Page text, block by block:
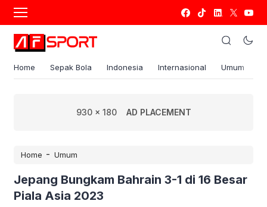
Home Sepak Bola Indonesia Internasional Umum
930 x 180 AD PLACEMENT
Home - Umum
Jepang Bungkam Bahrain 3-1 di 16 Besar
Piala Asia 2023